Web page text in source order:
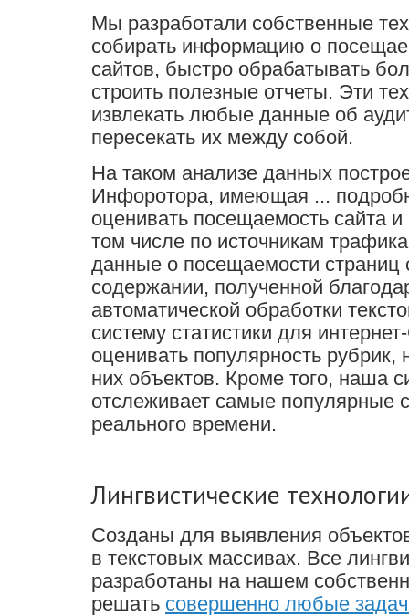
Мы разработали собственные
собирать информацию о
сайтов, быстро обрабатывать
строить полезные отчеты. Эти
извлекать любые данные об
пересекать их между собой.
На таком анализе данных
Инфоротора, имеющая ...
оценивать посещаемость сайта и
том числе по источникам
данные о посещаемости
содержании, полученной
автоматической обработки
систему статистики для
оценивать популярность
них объектов. Кроме того, наша
отслеживает самые популярные
реального времени.
Лингвистические
Созданы для выявления
в текстовых массивах. Все
разработаны на нашем
решать совершенно любые